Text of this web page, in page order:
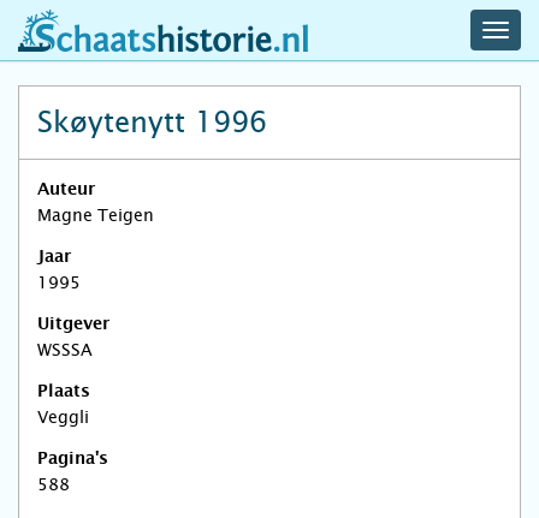
schaatshistorie.nl
Skøytenytt 1996
Auteur
Magne Teigen
Jaar
1995
Uitgever
WSSSA
Plaats
Veggli
Pagina's
588